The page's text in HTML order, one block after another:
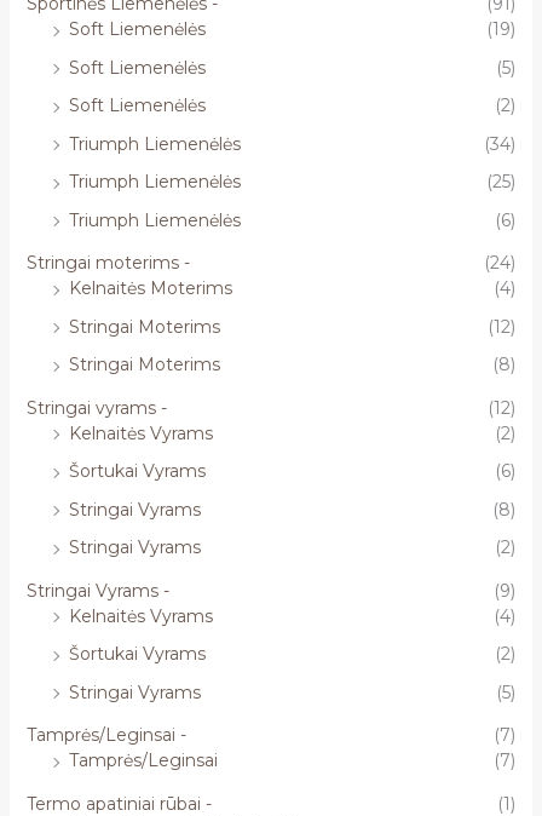
Soft Liemenėlės
(19)
Soft Liemenėlės
(5)
Soft Liemenėlės
(2)
Triumph Liemenėlės
(34)
Triumph Liemenėlės
(25)
Triumph Liemenėlės
(6)
Stringai moterims -
(24)
Kelnaitės Moterims
(4)
Stringai Moterims
(12)
Stringai Moterims
(8)
Stringai vyrams -
(12)
Kelnaitės Vyrams
(2)
Šortukai Vyrams
(6)
Stringai Vyrams
(8)
Stringai Vyrams
(2)
Stringai Vyrams -
(9)
Kelnaitės Vyrams
(4)
Šortukai Vyrams
(2)
Stringai Vyrams
(5)
Tamprės/Leginsai -
(7)
Tamprės/Leginsai
(7)
Termo apatiniai rūbai -
(1)